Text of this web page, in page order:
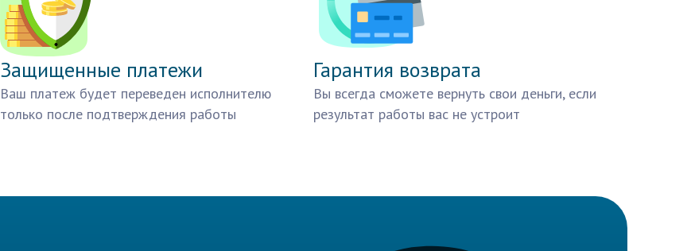
Защищенные платежи
Ваш платеж будет переведен исполнителю
только после подтверждения работы
Гарантия возврата
Вы всегда сможете вернуть свои деньги, если
результат работы вас не устроит